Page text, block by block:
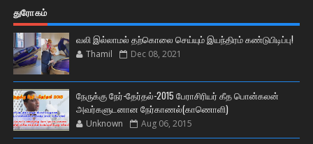
துரோகம்
வலி இல்லாமல் தற்கொலை செய்யும் இயந்திரம் கண்டுபிடிப்பு!
Thamil Dec 08, 2021
நேருக்கு நேர்-தேர்தல்-2015 பேராசிரியர் கீத பொன்கலன்
அவர்களுடனான நேர்காணல்(காணொளி)
Unknown Aug 06, 2015